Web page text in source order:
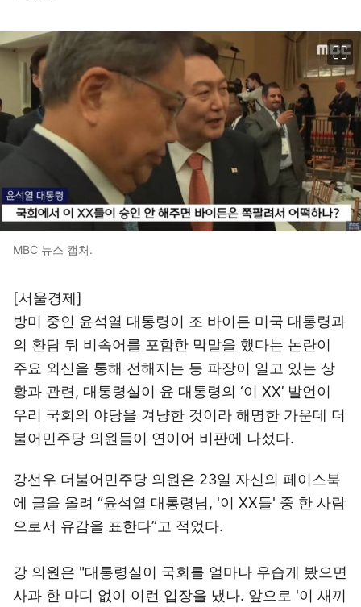
MBC 뉴스 캡처.
[서울경제]
방미 중인 윤석열 대통령이 조 바이든 미국 대통령과
의 환담 뒤 비속어를 포함한 막말을 했다는 논란이
주요 외신을 통해 전해지는 등 파장이 일고 있는 상
황과 관련, 대통령실이 윤 대통령의 ‘이 XX’ 발언이
우리 국회의 야당을 겨냥한 것이라 해명한 가운데 더
불어민주당 의원들이 연이어 비판에 나섰다.
강선우 더불어민주당 의원은 23일 자신의 페이스북
에 글을 올려 “윤석열 대통령님, '이 XX들' 중 한 사람
으로서 유감을 표한다”고 적었다.
강 의원은 "대통령실이 국회를 얼마나 우습게 봤으면
사과 한 마디 없이 이런 입장을 냈나. 앞으로 '이 새끼